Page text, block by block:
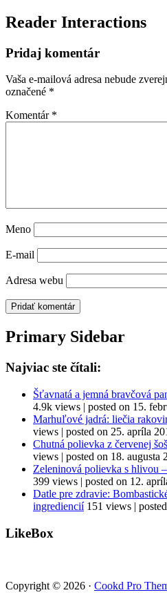
Reader Interactions
Pridaj komentár
Vaša e-mailová adresa nebude
označené *
Komentár *
Meno
E-mail
Adresa webu
Primary Sidebar
Najviac ste čítali:
Šťavnatá a jemná bravčová
4.9k views | posted on 15.
Marhuľové jadrá: liečia
views | posted on 25. apríla
Chutná polievka z červenej
views | posted on 18. augusta
Zeleninová polievka s hlivou
399 views | posted on 12.
Datle pre zdravie:
ingrediencií 151 views |
LikeBox
Copyright © 2026 · Cookd Pro